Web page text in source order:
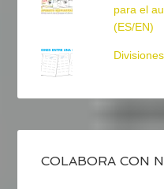
para el
(ES/EN)
COLABORA CON